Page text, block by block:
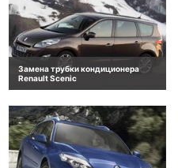
Замена трубки кондиционера
Renault Scenic